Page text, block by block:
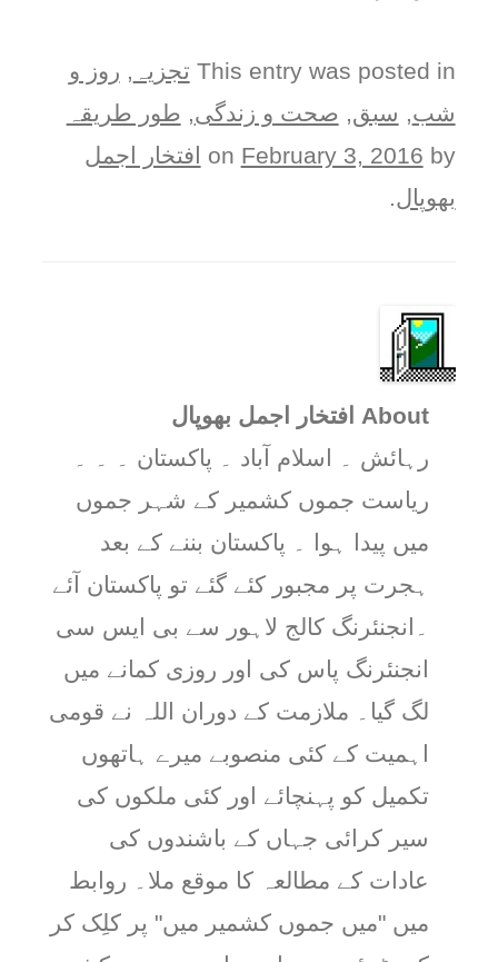
This entry was posted in تجزیہ , روز و
شب, سبق, صحت و زندگی, طور طريقہ
on February 3, 2016 by
افتخار اجمل
بھوپال.
About افتخار اجمل بھوپال
رہائش ۔ اسلام آباد ۔ پاکستان ۔ ۔ ۔
ریاست جموں کشمیر کے شہر جموں
میں پیدا ہوا ۔ پاکستان بننے کے بعد
ہجرت پر مجبور کئے گئے تو پاکستان آئے
۔انجنئرنگ کالج لاہور سے بی ایس سی
انجنئرنگ پاس کی اور روزی کمانے میں
لگ گیا۔ ملازمت کے دوران اللہ نے قومی
اہمیت کے کئی منصوبے میرے ہاتھوں
تکمیل کو پہنچائے اور کئی ملکوں کی
سیر کرائی جہاں کے باشندوں کی
عادات کے مطالعہ کا موقع ملا۔ روابط
میں "میں جموں کشمیر میں" پر کلِک کر